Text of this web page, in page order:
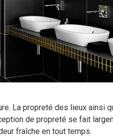
intensif avec des produits à
Démonstrations, tutoriels,
d’équipement et plus encore!
La propreté des lieux ainsi
de propreté se fait
fraîche en tout temps.